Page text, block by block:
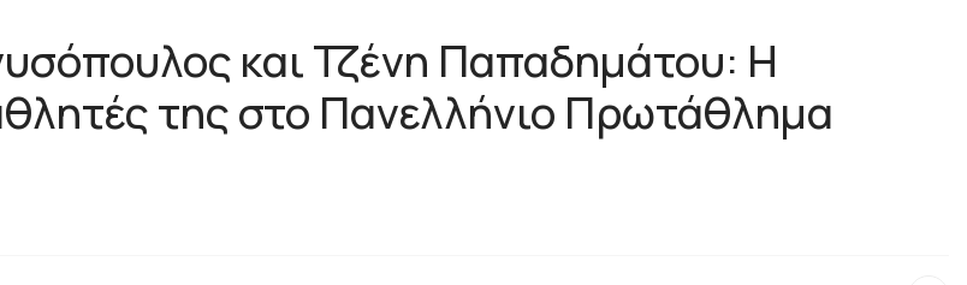
και Τζένη Παπαδημάτου: Η
της στο Πανελλήνιο Πρωτάθλημα